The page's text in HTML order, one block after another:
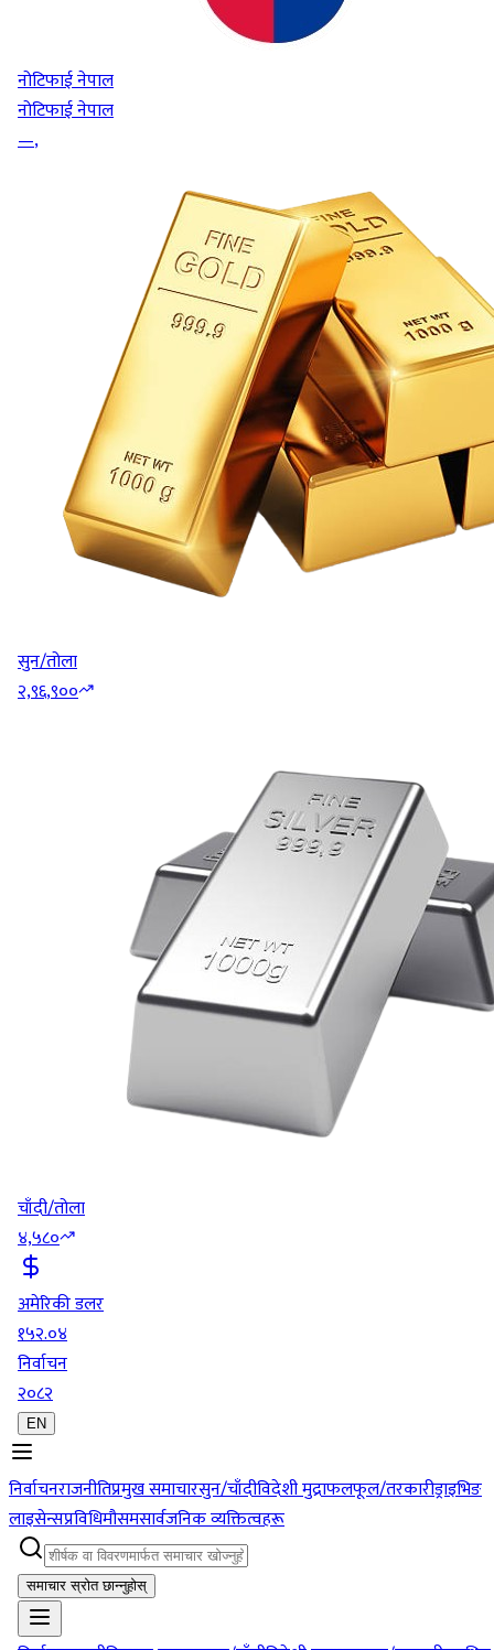
नोटिफाई नेपाल
नोटिफाई नेपाल
—,
सुन/तोला
२,९६,९००
चाँदी/तोला
४,५८०
अमेरिकी डलर
१५२.०४
निर्वाचन
२०८२
EN
निर्वाचनराजनीतिप्रमुख समाचारसुन/चाँदीविदेशी मुद्राफलफूल/तरकारीड्राइभिङ
लाइसेन्सप्रविधिमौसमसार्वजनिक व्यक्तित्वहरू
समाचार स्रोत छान्नुहोस्